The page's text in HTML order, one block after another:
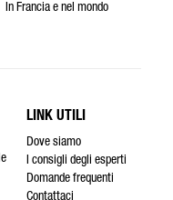
In Francia e nel mondo
LINK UTILI
Dove siamo
I consigli degli esperti
Domande frequenti
Contattaci